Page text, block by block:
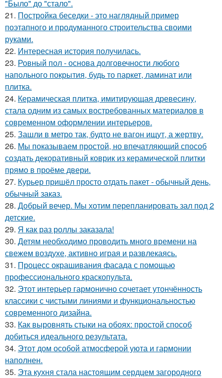
"Было" до "стало".
21. Постройка беседки - это наглядный пример
поэтапного и продуманного строительства своими
руками.
22. Интересная история получилась.
23. Ровный пол - основа долговечности любого
напольного покрытия, будь то паркет, ламинат или
плитка.
24. Керамическая плитка, имитирующая древесину,
стала одним из самых востребованных материалов в
современном оформлении интерьеров.
25. Зашли в метро так, будто не вагон ищут, а жертву.
26. Мы показываем простой, но впечатляющий способ
создать декоративный коврик из керамической плитки
прямо в проёме двери.
27. Курьер пришёл просто отдать пакет - обычный день,
обычный заказ.
28. Добрый вечер. Мы хотим перепланировать зал под 2
детские.
29. Я как раз роллы заказала!
30. Детям необходимо проводить много времени на
свежем воздухе, активно играя и развлекаясь.
31. Процесс окрашивания фасада с помощью
профессионального краскопульта.
32. Этот интерьер гармонично сочетает утончённость
классики с чистыми линиями и функциональностью
современного дизайна.
33. Как выровнять стыки на обоях: простой способ
добиться идеального результата.
34. Этот дом особой атмосферой уюта и гармонии
наполнен.
35. Эта кухня стала настоящим сердцем загородного